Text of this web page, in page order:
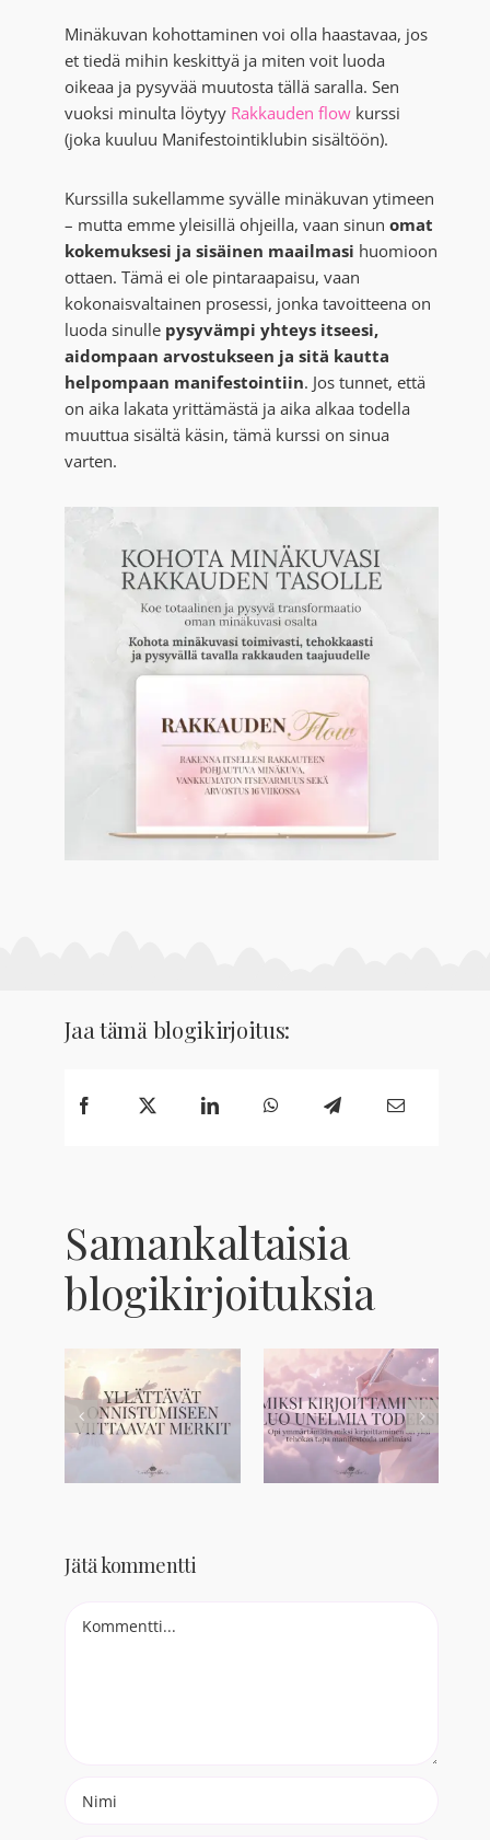
Minäkuvan kohottaminen voi olla haastavaa, jos
et tiedä mihin keskittyä ja miten voit luoda
oikeaa ja pysyvää muutosta tällä saralla. Sen
vuoksi minulta löytyy Rakkauden flow kurssi
(joka kuuluu Manifestointiklubin sisältöön).
Kurssilla sukellamme syvälle minäkuvan ytimeen
– mutta emme yleisillä ohjeilla, vaan sinunomat
kokemuksesi ja sisäinen maailmasi huomioon
ottaen. Tämä ei ole pintaraapaisu, vaan
kokonaisvaltainen prosessi, jonka tavoitteena on
luoda sinulle pysyvämpi yhteys itseesi,
aidompaan arvostukseen ja sitä kautta
helpompaan manifestointiin. Jos tunnet, että
on aika lakata yrittämästä ja aika alkaa todella
muuttua sisältä käsin, tämä kurssi on sinua
varten.
Jaa tämä blogikirjoitus:
Samankaltaisia
blogikirjoituksia
Jätä kommentti